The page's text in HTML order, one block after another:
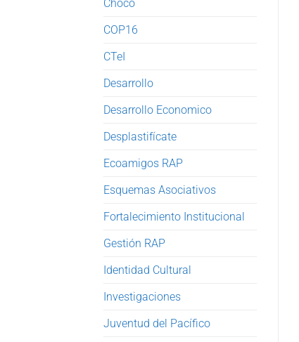
Chocó
COP16
CTeI
Desarrollo
Desarrollo Economico
Desplastifícate
Ecoamigos RAP
Esquemas Asociativos
Fortalecimiento Institucional
Gestión RAP
Identidad Cultural
Investigaciones
Juventud del Pacífico